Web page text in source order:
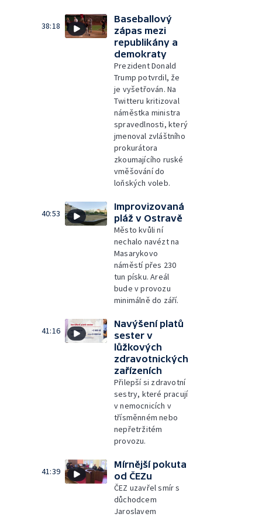
38:18
Baseballový
zápas mezi
republikány a
demokraty
Prezident Donald
Trump potvrdil, že
je vyšetřován. Na
Twitteru kritizoval
náměstka ministra
spravedlnosti, který
jmenoval zvláštního
prokurátora
zkoumajícího ruské
vměšování do
loňských voleb.
40:53
Improvizovaná
pláž v Ostravě
Město kvůli ní
nechalo navézt na
Masarykovo
náměstí přes 230
tun písku. Areál
bude v provozu
minimálně do září.
41:16
Navýšení platů
sester v
lůžkových
zdravotnických
zařízeních
Přilepší si zdravotní
sestry, které pracují
v nemocnicích v
třísměnném nebo
nepřetržitém
provozu.
41:39
Mírnější pokuta
od ČEZu
ČEZ uzavřel smír s
důchodcem
Jaroslavem